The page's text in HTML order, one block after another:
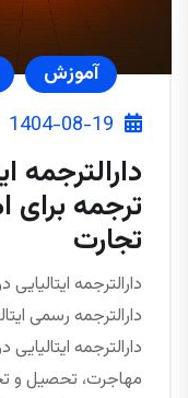
آموزش
1404-08-19
دارالترجمه
ترجمه
تجارت
دارالترجمه
دارالترجمه رسمی
دارالترجمه
مهاجرت، تحصیل و